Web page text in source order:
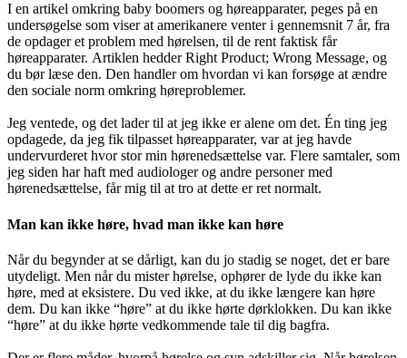
I en artikel omkring baby boomers og høreapparater, peges på en
undersøgelse som viser at amerikanere venter i gennemsnit 7 år, fra
de opdager et problem med hørelsen, til de rent faktisk får
høreapparater. Artiklen hedder Right Product; Wrong Message, og
du bør læse den. Den handler om hvordan vi kan forsøge at ændre
den sociale norm omkring høreproblemer.
Jeg ventede, og det lader til at jeg ikke er alene om det. Én ting jeg
opdagede, da jeg fik tilpasset høreapparater, var at jeg havde
undervurderet hvor stor min hørenedsættelse var. Flere samtaler, som
jeg siden har haft med audiologer og andre personer med
hørenedsættelse, får mig til at tro at dette er ret normalt.
Man kan ikke høre, hvad man ikke kan høre
Når du begynder at se dårligt, kan du jo stadig se noget, det er bare
utydeligt. Men når du mister hørelse, ophører de lyde du ikke kan
høre, med at eksistere. Du ved ikke, at du ikke længere kan høre
dem. Du kan ikke “høre” at du ikke hørte dørklokken. Du kan ikke
“høre” at du ikke hørte vedkommende tale til dig bagfra.